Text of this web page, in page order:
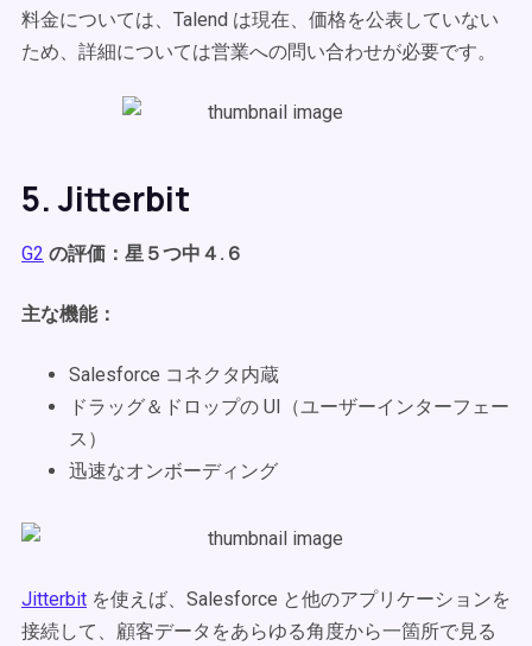
料金については、Talend は現在、価格を公表していない
ため、詳細については営業への問い合わせが必要です。
5. Jitterbit
G2 の評価：星５つ中４.６
主な機能：
Salesforce コネクタ内蔵
ドラッグ＆ドロップの UI（ユーザーインターフェー
ス）
迅速なオンボーディング
Jitterbit を使えば、Salesforce と他のアプリケーションを
接続して、顧客データをあらゆる角度から一箇所で見る